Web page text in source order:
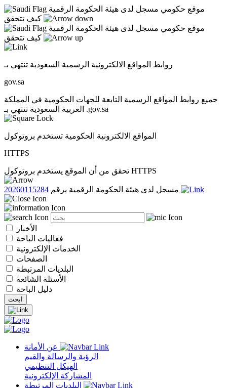
موقع حكومي مسجل لدى هيئة الحكومة الرقمية
موقع حكومي مسجل لدى هيئة الحكومة الرقمية
روابط المواقع الالكترونية الرسمية السعودية تنتهي بـ
gov.sa
جميع روابط المواقع الرسمية التابعة للجهات الحكومية في المملكة
العربية السعودية تنتهي بـ .gov.sa
المواقع الالكترونية الحكومية تستخدم بروتوكول
HTTPS
تحقق من أن الموقع يستخدم بروتوكول HTTPS
مسجل لدى هيئة الحكومة الرقمية برقم
الأخبار
فعاليات الباحة
الخدمات الإلكترونية
الصفحات
البلديات المرتبطة
الأسئلة الشائعة
دليل الباحة
الرؤية والرسالة والقيم
الهيكل التنظيمي
المشاركة الإلكترونية